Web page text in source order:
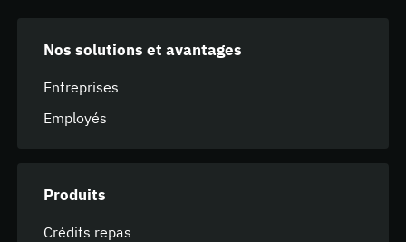
Nos solutions et avantages
Entreprises
Employés
Produits
Crédits repas